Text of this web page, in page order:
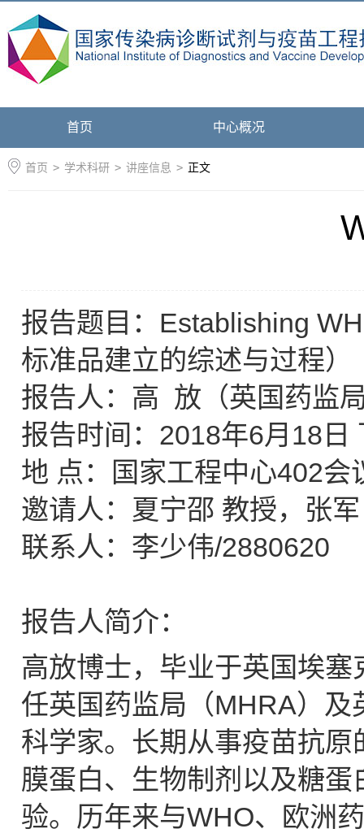
首页 中心概况
首页 > 学术科研 > 讲座信息 > 正文
报告题目：Establishing
标准品建立的综述与过程）
报告人：高 放（英国药监
报告时间：2018年6月18日
地 点：国家工程中心402会
邀请人：夏宁邵 教授，张
联系人：李少伟/2880620
报告人简介：
高放博士，毕业于英国埃
任英国药监局（MHRA）
科学家。长期从事疫苗抗
膜蛋白、生物制剂以及糖
验。历年来与WHO、欧洲